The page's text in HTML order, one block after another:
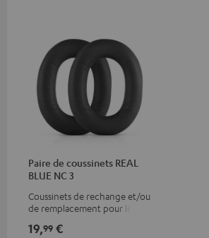
Paire de coussinets REAL
BLUE NC 3
Coussinets de rechange et/ou
de remplacement pour le
19,99 €